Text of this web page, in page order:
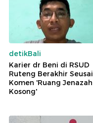
detikBali
Karier dr Beni di RSUD
Ruteng Berakhir Seusai
Komen 'Ruang Jenazah
Kosong'